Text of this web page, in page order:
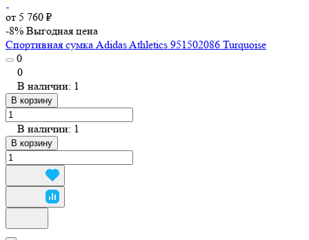
от 5 760 ₽
-8% Выгодная цена
Спортивная сумка Adidas Athletics 951502086 Turquoise
0
0
В наличии: 1
В корзину
В наличии: 1
В корзину